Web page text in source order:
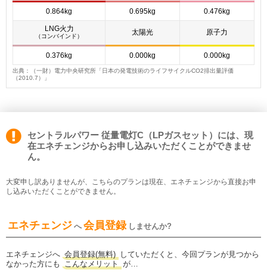
0.864kg 0.695kg 0.476kg
LNG火力
（コンバインド） 太陽光 原子力
0.376kg 0.000kg 0.000kg
出典：（一財）電力中央研究所「日本の発電技術のライフサイクルCO2排出量評価
（2010.7）」
セントラルパワー 従量電灯C（LPガスセット）には、現
在エネチェンジからお申し込みいただくことができませ
ん。
大変申し訳ありませんが、こちらのプランは現在、エネチェンジから直接お申
し込みいただくことができません。
エネチェンジ へ 会員登録 しませんか?
エネチェンジへ 会員登録(無料) していただくと、今回プランが見つから
なかった方にも
こんなメリット が…